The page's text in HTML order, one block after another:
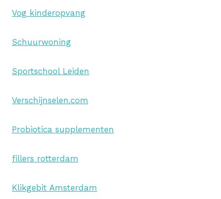
Vog kinderopvang
Schuurwoning
Sportschool Leiden
Verschijnselen.com
Probiotica supplementen
fillers rotterdam
Klikgebit Amsterdam